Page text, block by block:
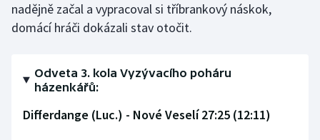
Házená
Judo
nadějně začal a vypracoval si tříbrankový náskok,
domácí hráči dokázali stav otočit.
Odveta 3. kola Vyzývacího poháru
házenkářů:
Differdange (Luc.) - Nové Veselí 27:25 (12:11)